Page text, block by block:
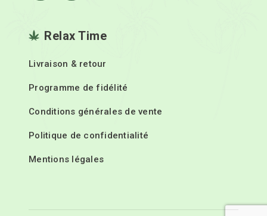
Relax Time
Livraison & retour
Programme de fidélité
Conditions générales de vente
Politique de confidentialité
Mentions légales